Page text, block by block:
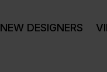
NEW DESIGNERS